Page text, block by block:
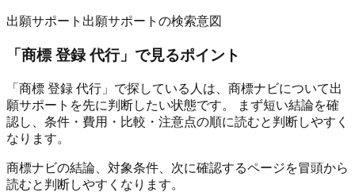
出願サポート 出願サポートの検索意図
「 商標 登録 代行」で見るポイント
「商標 登録 代行」で探している人は、商標ナビについて出
願サポートを先に判断したい状態です。 まず短い結論を確
認し、条件・費用・比較・注意点の順に読むと判断しやすく
なります。
商標ナビの結論、対象条件、次に確認するページを冒頭から
読むと判断しやすくなります。